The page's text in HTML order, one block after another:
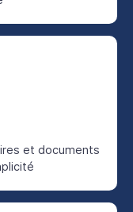
et documents